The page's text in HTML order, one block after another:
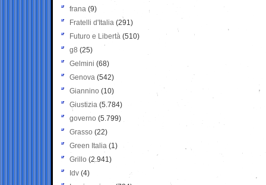
frana (9)
Fratelli d'Italia (291)
Futuro e Libertà (510)
g8 (25)
Gelmini (68)
Genova (542)
Giannino (10)
Giustizia (5.784)
governo (5.799)
Grasso (22)
Green Italia (1)
Grillo (2.941)
Idv (4)